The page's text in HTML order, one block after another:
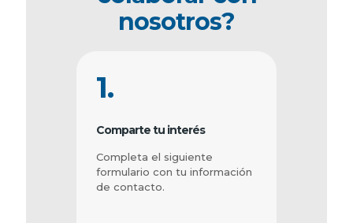
nosotros?
1.
Comparte tu interés
Completa el siguiente
formulario con tu información
de contacto.